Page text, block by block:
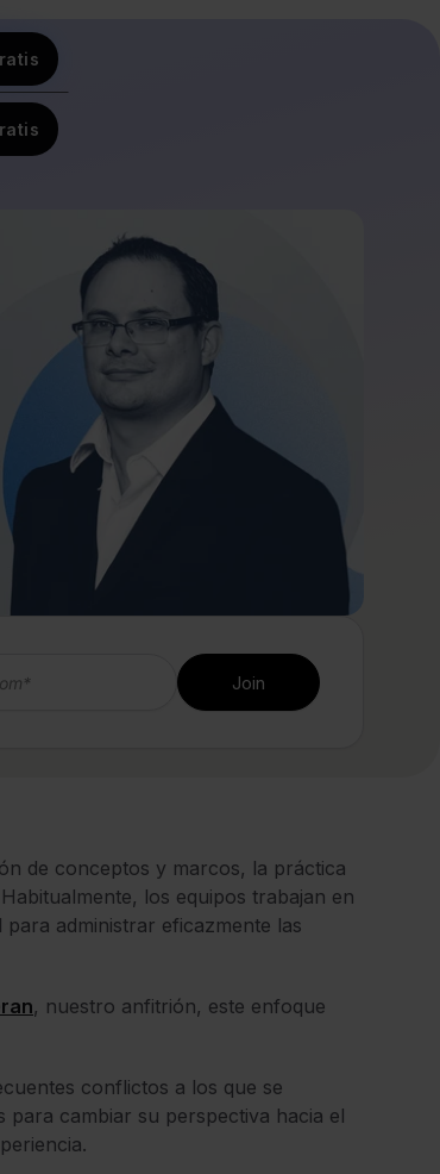
de conceptos y marcos, la práctica
los equipos trabajan en
administrar eficazmente las
, nuestro anfitrión, este enfoque
conflictos a los que se
cambiar su perspectiva hacia el